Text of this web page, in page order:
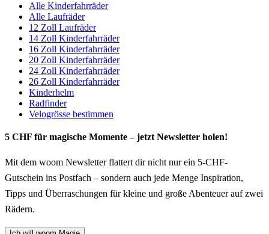
Alle Kinderfahrräder
Alle Laufräder
12 Zoll Laufräder
14 Zoll Kinderfahrräder
16 Zoll Kinderfahrräder
20 Zoll Kinderfahrräder
24 Zoll Kinderfahrräder
26 Zoll Kinderfahrräder
Kinderhelm
Radfinder
Velogrösse bestimmen
5 CHF für magische Momente – jetzt Newsletter holen!
Mit dem woom Newsletter flattert dir nicht nur ein 5-CHF-
Gutschein ins Postfach – sondern auch jede Menge Inspiration,
Tipps und Überraschungen für kleine und große Abenteuer auf zwei
Rädern.